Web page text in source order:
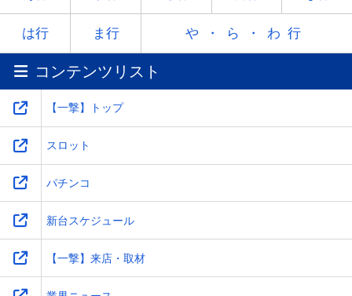
ラ リ レ
ワ -
は行 ま行 や・ら・わ行
コンテンツリスト
【一撃】トップ
スロット
パチンコ
新台スケジュール
【一撃】来店・取材